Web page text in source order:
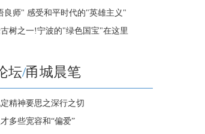
良师" 感受和平时代的"英雄主义"
树之一!宁波的"绿色国宝"在这里
坛/甬城晨笔
精神要思之深行之切
多些宽容和“偏爱”